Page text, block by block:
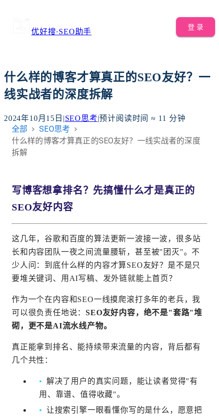
优好搜·SEO助手
登 录
什么样的博客才算真正的SEO友好？一
线实战者的深度拆解
2024年10月15日 |SEO思考|预计阅读时间 ≈ 11 分钟
全部
SEO思考
什么样的博客才算真正的SEO友好？一线实战者的深度
拆解
写博客想拿排名？先搞懂什么才是真正的
SEO友好内容
这几年，谷歌和百度的算法更新一波接一波，很多站
长和内容团队一夜之间流量腰斩，甚至被"团灭"。不
少人问：到底什么样的内容才算SEO友好？是不是只
要堆关键词、用AI写稿、发外链就能上首页？
作为一个在内容和SEO一线摸爬滚打多年的老兵，我
可以很负责任地说：SEO友好内容，绝不是"套路"堆
砌，更不是AI流水线产物。
真正能拿到排名、能持续带来流量的内容，背后都有
几个共性：
解决了用户的真实问题，能让读者觉得"有
用、靠谱、值得收藏"。
让搜索引擎一眼看懂你写的是什么，愿意把